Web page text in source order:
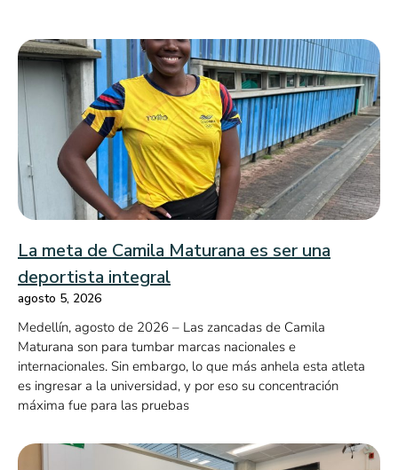
La meta de Camila Maturana es ser una
deportista integral
agosto 5, 2026
Medellín, agosto de 2026 – Las zancadas de Camila
Maturana son para tumbar marcas nacionales e
internacionales. Sin embargo, lo que más anhela esta atleta
es ingresar a la universidad, y por eso su concentración
máxima fue para las pruebas